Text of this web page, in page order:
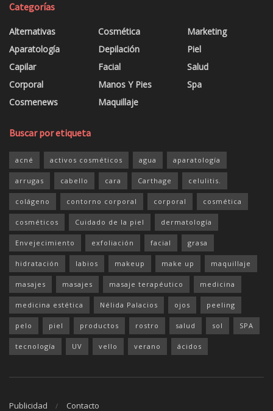
Categorías
Alternativas
Aparatología
Capilar
Corporal
Cosmenews
Cosmética
Depilación
Facial
Manos Y Pies
Maquillaje
Marketing
Piel
Salud
Spa
Buscar por etiqueta
acné activos cosméticos agua aparatología
arrugas cabello cara Carthage celulitis.
colágeno contorno corporal corporal cosmética
cosméticos Cuidado de la piel dermatología
Envejecimiento exfoliación facial grasa
hidratación labios makeup make up maquillaje
masajes masajes masaje terapéutico medicina
medicina estética Nélida Palacios ojos peeling
pelo piel productos rostro salud sol SPA
tecnología UV vello verano ácidos
Publicidad Contacto